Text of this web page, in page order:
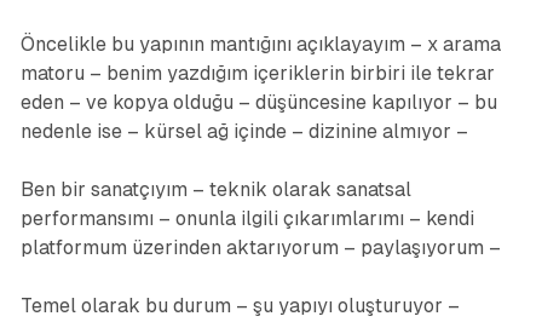
Öncelikle bu yapının mantığını açıklayayım – x arama
matoru – benim yazdığım içeriklerin birbiri ile tekrar
eden – ve kopya olduğu – düşüncesine kapılıyor – bu
nedenle ise – kürsel ağ içinde – dizinine almıyor –
Ben bir sanatçıyım – teknik olarak sanatsal
performansımı – onunla ilgili çıkarımlarımı – kendi
platformum üzerinden aktarıyorum – paylaşıyorum –
Temel olarak bu durum – şu yapıyı oluşturuyor –